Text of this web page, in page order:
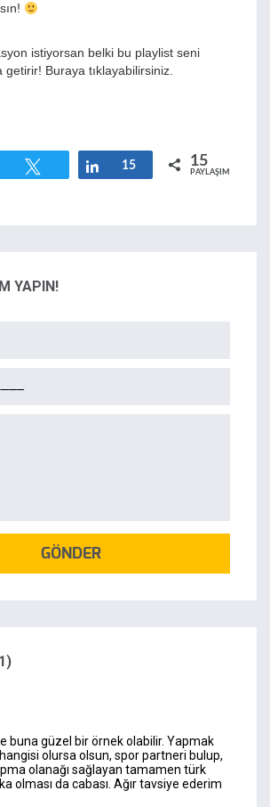
istiyorsan belki bu playlist seni
getirir! Buraya tıklayabilirsiniz.
Tweetle Paylaş
15 15
PAYLAŞIMLAR
YAPIN!
GÖNDER
buna güzel bir örnek olabilir. Yapmak
olursa olsun, spor partneri bulup,
olanağı sağlayan tamamen türk
olması da cabası. Ağır tavsiye ederim